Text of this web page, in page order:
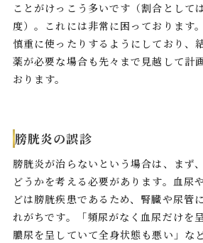
ことがけっこう多いです（割合として
度）。これには非常に困っております
慎重に使ったりするようにしており、
薬が必要な場合も先々まで見越して計
おります。
膀胱炎の誤診
膀胱炎が治らないという場合は、まず
どうかを考える必要があります。血尿
どは膀胱疾患であるため、腎臓や尿管
れがちです。「頻尿がなく血尿だけを
膿尿を呈していて全身状態も悪い」な